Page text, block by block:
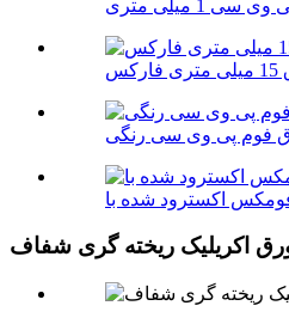
1 میلی متری
فوم پی وی سی رنگی
اکریلیک ریخته گری شفاف